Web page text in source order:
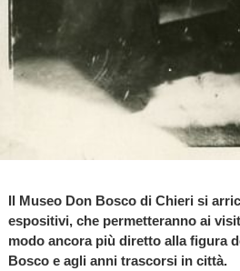
Il Museo Don Bosco di Chieri si
espositivi, che permetteranno ai
modo ancora più diretto alla figura
Bosco e agli anni trascorsi in città.